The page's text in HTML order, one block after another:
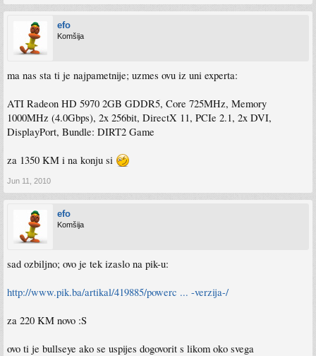
efo
Komšija
ma nas sta ti je najpametnije; uzmes ovu iz uni experta:
ATI Radeon HD 5970 2GB GDDR5, Core 725MHz, Memory
1000MHz (4.0Gbps), 2x 256bit, DirectX 11, PCIe 2.1, 2x DVI,
DisplayPort, Bundle: DIRT2 Game
za 1350 KM i na konju si
Jun 11, 2010
efo
Komšija
sad ozbiljno; ovo je tek izaslo na pik-u:
http://www.pik.ba/artikal/419885/powerc ... -verzija-/
za 220 KM novo :S
ovo ti je bullseye ako se uspijes dogovorit s likom oko svega